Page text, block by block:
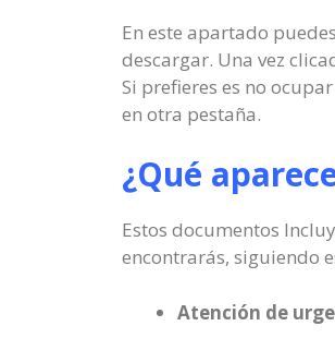
En este apartado
descargar. Una vez
Si prefieres es no
en otra pestaña.
¿Qué
Estos documentos
encontrarás, siguiendo
Atención de